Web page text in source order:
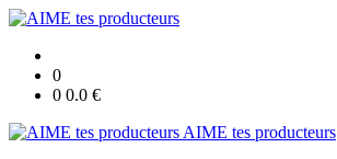
0
0 0.0 €
AIME tes producteurs